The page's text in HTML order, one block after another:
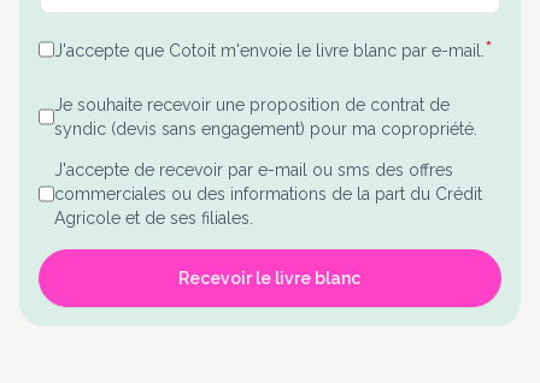
J'accepte que Cotoit m'envoie le livre blanc par e-mail. *
Je souhaite recevoir une proposition de contrat de
syndic (devis sans engagement) pour ma copropriété.
J'accepte de recevoir par e-mail ou sms des offres
commerciales ou des informations de la part du Crédit
Agricole et de ses filiales.
Recevoir le livre blanc